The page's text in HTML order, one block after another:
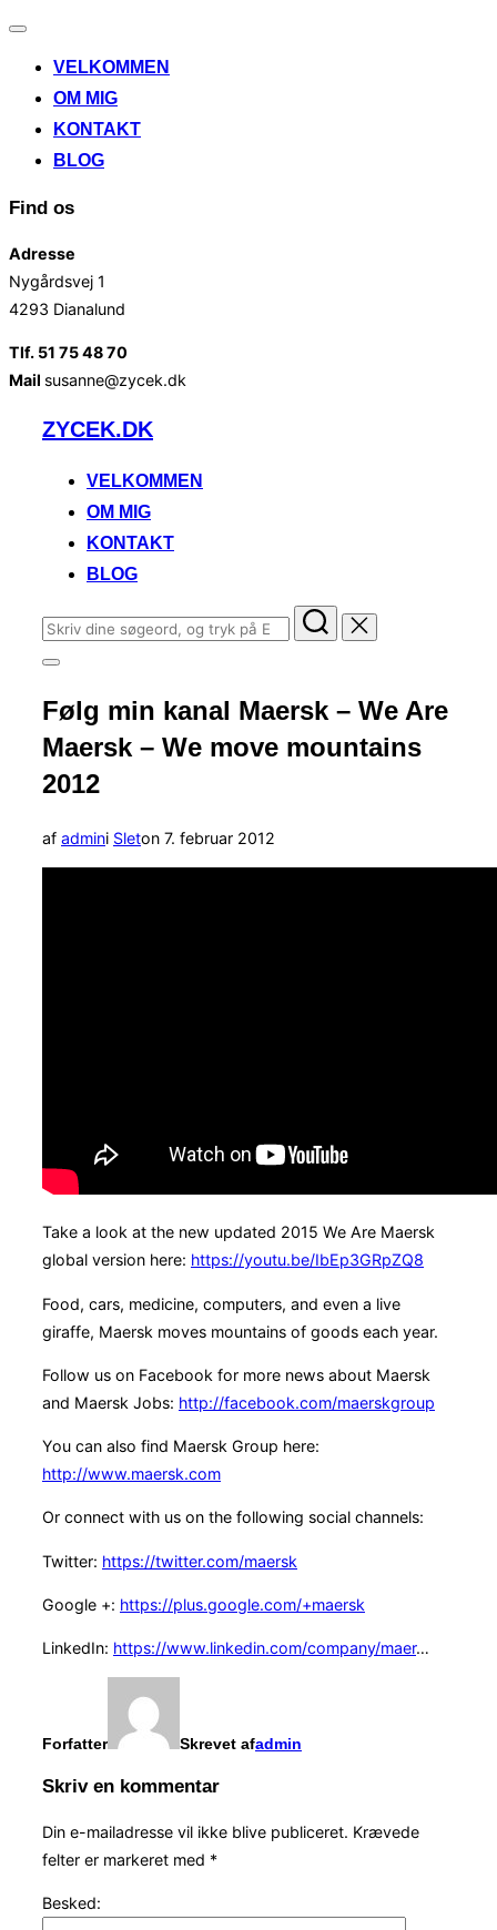
Slå
til/fraVELKOMMEN
OM MIG
KONTAKT
BLOG
Find os
Adresse
Nygårdsvej 1
4293 Dianalund
Tlf. 51 75 48 70
Mail susanne@zycek.dk
VidereZYCEK.DK
VELKOMMEN
OM MIG
KONTAKT
BLOG
Søg
efter:
Slå
i
sidekolonne
til/fra
Følg min kanal Maersk – We Are
Maersk – We move mountains
2012
af admini Sleton Udgivet
d.
7. februar 2012
Take a look at the new updated 2015 We Are Maersk
global version here: https://youtu.be/IbEp3GRpZQ8
Food, cars, medicine, computers, and even a live
giraffe, Maersk moves mountains of goods each year.
Follow us on Facebook for more news about Maersk
and Maersk Jobs: http://facebook.com/maerskgroup
You can also find Maersk Group here:
http://www.maersk.com
Or connect with us on the following social channels:
Twitter: https://twitter.com/maersk
Google +: https://plus.google.com/+maersk
LinkedIn: https://www.linkedin.com/company/maer…
Forfatter Skrevet afadmin
Skriv en kommentar
Din e-mailadresse vil ikke blive publiceret. Krævede
felter er markeret med *
Besked: